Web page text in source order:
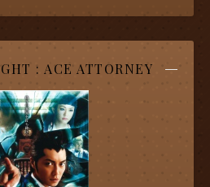
: ACE ATTORNEY